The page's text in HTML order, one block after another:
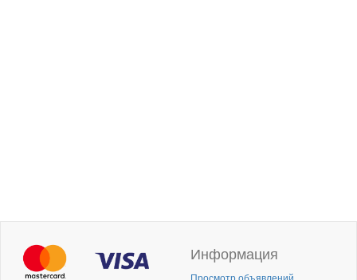
Информация
Просмотр объявлений